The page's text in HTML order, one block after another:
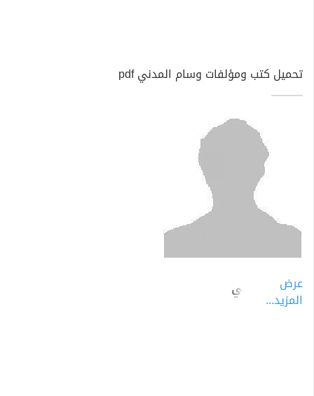
تحميل كتب ومؤلفات وسام المدني pdf
وسام المدني
عرض
المزيد...